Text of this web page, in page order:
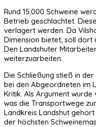
Rund 15.000 Schweine
Betrieb geschlachtet.
verlagert werden. Da
Dimension bietet, soll dort
Den Landshuter
weiterzuarbeiten.
Die Schließung stieß in
bei den Abgeordneten im
Kritik. Als Argument
was die Transportwege
Landkreis Landshut
der höchsten